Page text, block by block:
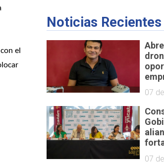
el
Noticias Recientes
07
07